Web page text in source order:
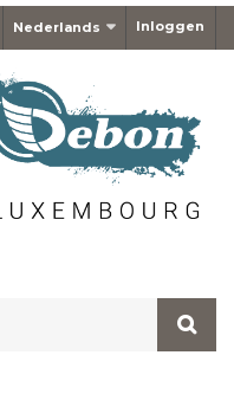
Inloggen
Nederlands